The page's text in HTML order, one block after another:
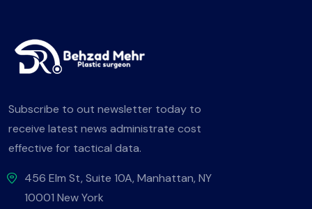
Subscribe to out newsletter today to
receive latest news administrate cost
effective for tactical data.
456 Elm St, Suite 10A, Manhattan, NY
10001 New York